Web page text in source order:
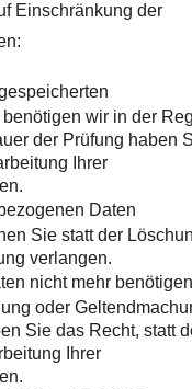
Einschränkung der
wir in der
der Prüfung haben
Ihrer
Daten
Sie statt der
verlangen.
nicht mehr
oder
Sie das Recht, statt
Ihrer